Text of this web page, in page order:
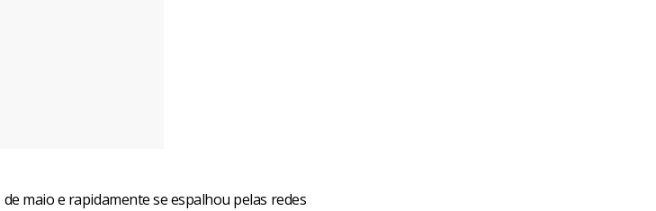
maio e rapidamente se espalhou pelas redes